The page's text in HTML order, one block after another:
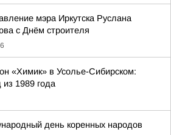
мэра Иркутска Руслана
с Днём строителя
«Химик» в Усолье-Сибирском:
из 1989 года
день коренных народов